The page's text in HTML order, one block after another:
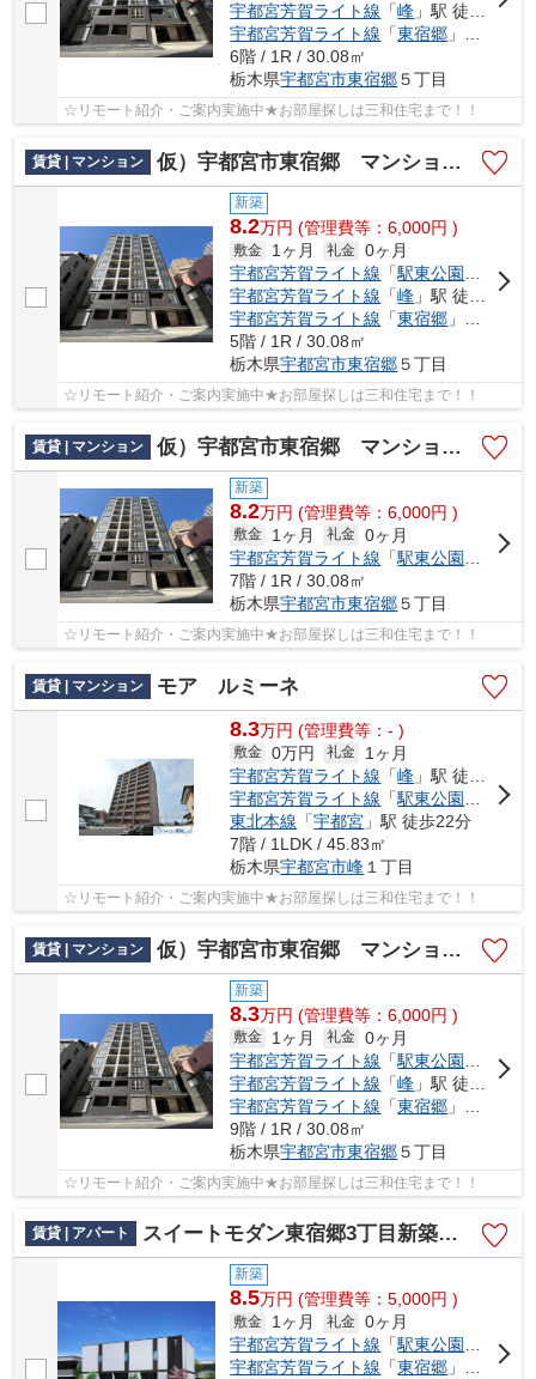
宇都宮芳賀ライト線 「峰 」駅 徒歩7分
宇都宮芳賀ライト線 「東宿郷 」駅 徒歩8分
6階 / 1R / 30.08㎡
栃木県宇都宮市東宿郷５丁目
☆リモート紹介・ご案内実施中★お部屋探しは三和住宅まで！！
賃貸 | マンション 仮）宇都宮市東宿郷 マンション新築工事
新築
8.2万円 (管理費等：6,000円 )
敷金 1ヶ月 礼金 0ヶ月
宇都宮芳賀ライト線 「駅東公園前
」駅
宇都宮芳賀ライト線 「峰 」駅 徒歩7分
宇都宮芳賀ライト線 「東宿郷 」駅 徒歩8分
5階 / 1R / 30.08㎡
栃木県宇都宮市東宿郷５丁目
☆リモート紹介・ご案内実施中★お部屋探しは三和住宅まで！！
賃貸 | マンション 仮）宇都宮市東宿郷 マンション新築工事
新築
8.2万円 (管理費等：6,000円 )
敷金 1ヶ月 礼金 0ヶ月
宇都宮芳賀ライト線 「駅東公園前
」駅
7階 / 1R / 30.08㎡
栃木県宇都宮市東宿郷５丁目
☆リモート紹介・ご案内実施中★お部屋探しは三和住宅まで！！
賃貸 | マンション モア ルミーネ
8.3万円 (管理費等：- )
敷金 0万円 礼金
1ヶ月
宇都宮芳賀ライト線 「峰 」駅 徒歩3分
宇都宮芳賀ライト線 「駅東公園前
」駅
東北本線 「宇都宮 」駅 徒歩22分
7階 / 1LDK / 45.83㎡
栃木県宇都宮市峰 １丁目
☆リモート紹介・ご案内実施中★お部屋探しは三和住宅まで！！
賃貸 | マンション 仮）宇都宮市東宿郷 マンション新築工事
新築
8.3万円 (管理費等：6,000円 )
敷金 1ヶ月 礼金 0ヶ月
宇都宮芳賀ライト線 「駅東公園前
」駅
宇都宮芳賀ライト線 「峰 」駅 徒歩7分
宇都宮芳賀ライト線 「東宿郷 」駅 徒歩8分
9階 / 1R / 30.08㎡
栃木県宇都宮市東宿郷５丁目
☆リモート紹介・ご案内実施中★お部屋探しは三和住宅まで！！
賃貸 | アパート スイートモダン東宿郷3丁目新築マンション
新築
8.5万円 (管理費等：5,000円 )
敷金 1ヶ月 礼金 0ヶ月
宇都宮芳賀ライト線 「駅東公園前
」駅
宇都宮芳賀ライト線 「東宿郷 」駅 徒歩6分